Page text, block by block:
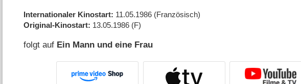
Internationaler Kinostart 11.05.1986 (Französisch)
Original-Kinostart 13.05.1986 (F)
folgt auf Ein Mann und eine Frau